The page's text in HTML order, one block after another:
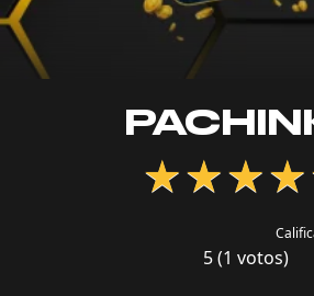
★★★★
5 (1 votos)